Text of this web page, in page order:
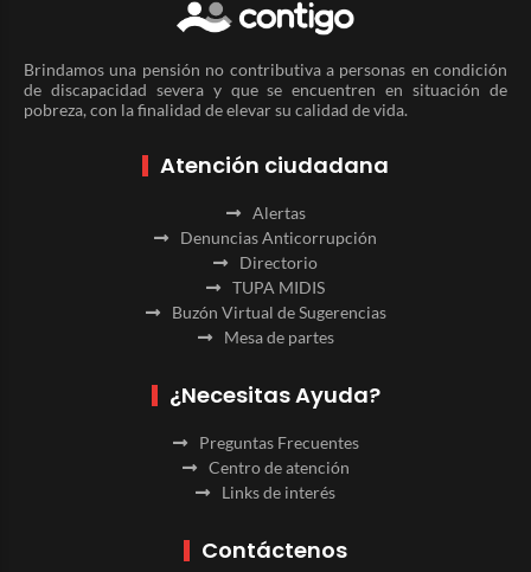
Brindamos una pensión no contributiva a personas en condición
de discapacidad severa y que se encuentren en situación de
pobreza, con la finalidad de elevar su calidad de vida.
Atención ciudadana
Alertas
Denuncias Anticorrupción
Directorio
TUPA MIDIS
Buzón Virtual de Sugerencias
Mesa de partes
¿Necesitas Ayuda?
Preguntas Frecuentes
Centro de atención
Links de interés
Contáctenos